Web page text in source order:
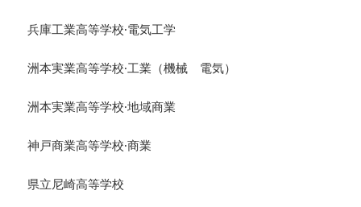
兵庫工業高等学校·電気工学
洲本実業高等学校·工業（機械 電気）
洲本実業高等学校·地域商業
神戸商業高等学校·商業
県立尼崎高等学校